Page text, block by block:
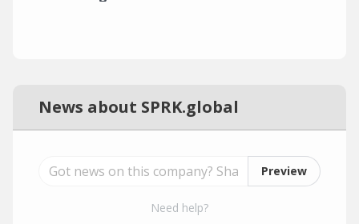
News about SPRK.global
Preview
Need help?